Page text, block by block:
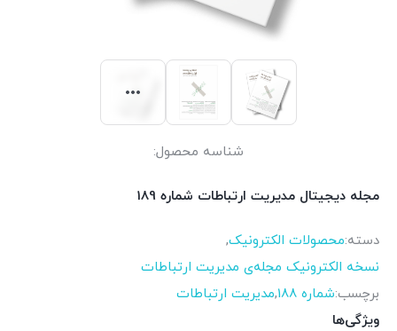
شناسه محصول:
مجله دیجیتال مدیریت ارتباطات شماره 189
دسته:محصولات الکترونیک,
نسخه الکترونیک مجله‌ی مدیریت ارتباطات
برچسب:شماره 188 ,مدیریت ارتباطات
ویژگی‌ها